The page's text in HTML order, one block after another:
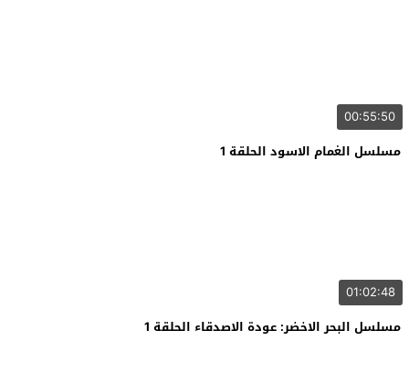
00:55:50
مسلسل الغمام الاسود الحلقة 1
01:02:48
مسلسل البحر الاخضر: عودة الاصدقاء الحلقة 1